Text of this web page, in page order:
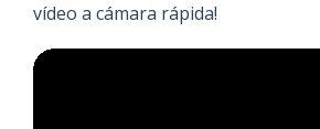
vídeo a cámara rápida!